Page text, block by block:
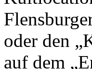
oder den
auf dem